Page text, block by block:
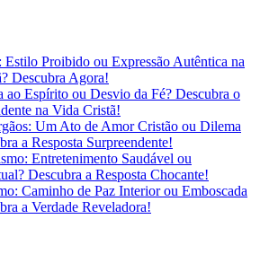
Estilo Proibido ou Expressão Autêntica na
Descubra Agora!
ao Espírito ou Desvio da Fé? Descubra o
na Vida Cristã!
Um Ato de Amor Cristão ou Dilema
a Resposta Surpreendente!
Entretenimento Saudável ou
Descubra a Resposta Chocante!
Caminho de Paz Interior ou Emboscada
a Verdade Reveladora!